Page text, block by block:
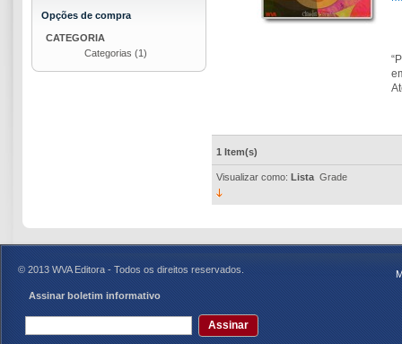
1 Item(s)
Visualizar como: Lista Grade
Opções de compra
CATEGORIA
Categorias (1)
© 2013 WVA Editora - Todos os direitos reservados.
Assinar boletim informativo
Assinar